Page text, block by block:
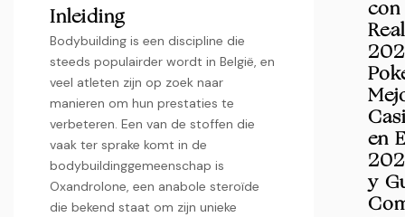
Inleiding
Bodybuilding is een discipline die
steeds populairder wordt in België, en
veel atleten zijn op zoek naar
manieren om hun prestaties te
verbeteren. Een van de stoffen die
vaak ter sprake komt in de
bodybuildinggemeenschap is
Oxandrolone, een anabole steroïde
die bekend staat om zijn unieke
con
en
y